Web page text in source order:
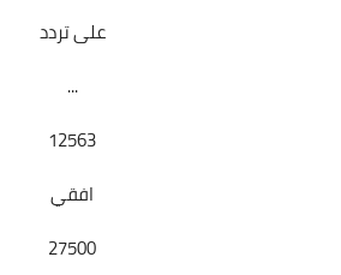
على تردد
...
12563
افقي
27500